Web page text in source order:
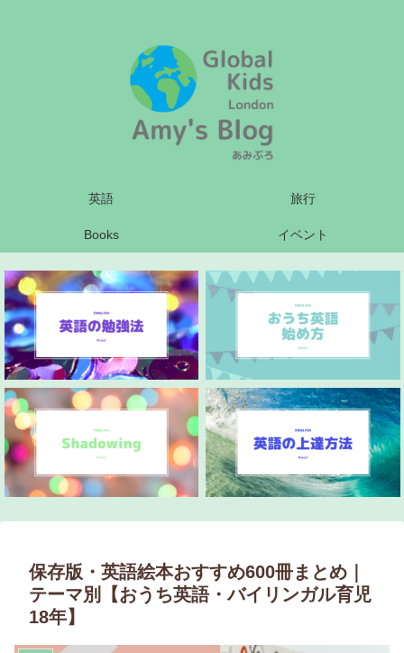
英語 旅行
Books イベント
保存版・英語絵本おすすめ600冊まとめ｜
テーマ別【おうち英語・バイリンガル育児
18年】